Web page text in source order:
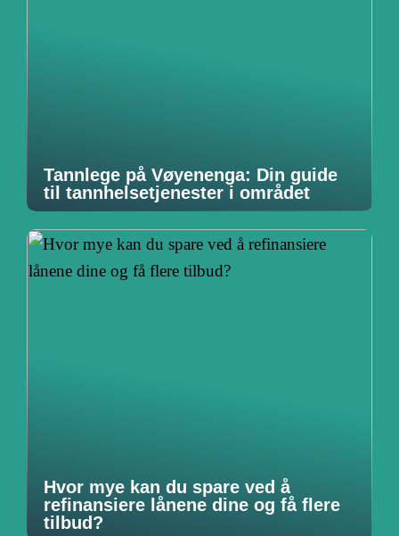
Tannlege på Vøyenenga: Din guide
til tannhelsetjenester i området
Hvor mye kan du spare ved å
refinansiere lånene dine og få flere
tilbud?